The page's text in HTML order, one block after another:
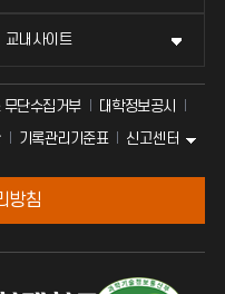
교내사이트
무단수집거부
대학정보공시
기록관리기준표 신고센터
방침